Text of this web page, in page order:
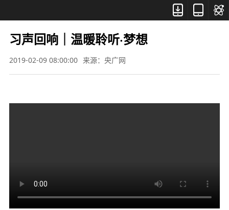



习声回响｜温暖聆听·梦想
2019-02-09 08:00:00 来源：央广网